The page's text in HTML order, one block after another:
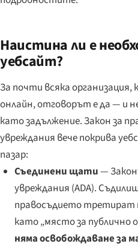
Наистина ли е
уебсайт?
За почти всяка
онлайн, отговорът е да — и
като задължение. Закон за
увреждания вече покрива
пазар:
Съединени щати—
увреждания (ADA).
правосъдието третират
като „място за публично
няма освобождаване за